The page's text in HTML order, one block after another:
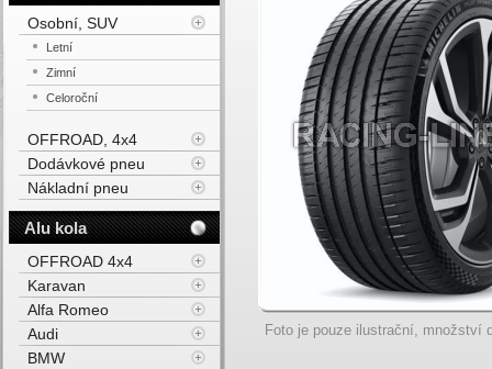
Foto je pouze ilustrační, množství
Osobní, SUV
Letní
Zimní
Celoroční
OFFROAD, 4x4
Dodávkové pneu
Nákladní pneu
Alu kola
OFFROAD 4x4
Karavan
Alfa Romeo
Audi
BMW